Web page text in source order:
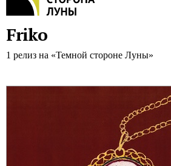
Friko
1 релиз на «Темной стороне Луны»